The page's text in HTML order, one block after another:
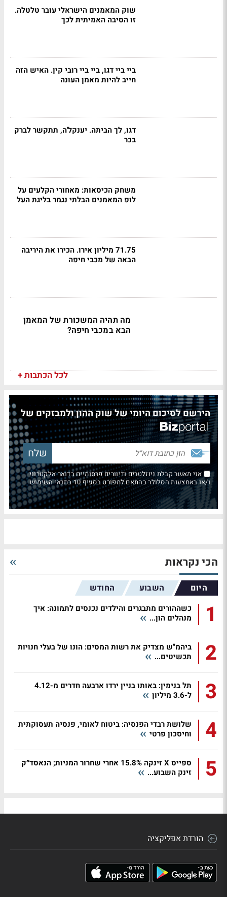
שוק המאמנים הישראלי עובר טלטלה.
זו הסיבה האמיתית לכך
ביי ביי דגו, ביי ביי רובי קין. האיש הזה
חייב להיות מאמן העונה
דגו, לך הביתה. יענקל'ה, תתקשר לברק
בכר
משחק הכיסאות: מאחורי הקלעים על
לופ המאמנים הבלתי נגמר בליגת העל
71.75 מיליון אירו. הכירו את היריבה
הבאה של מכבי חיפה
מה תהיה המשכורת של המאמן
הבא במכבי חיפה?
לכל הכתבות +
הירשם לסיכום היומי של שוק ההון ולמבזקים של
אני מאשר קבלת ניוזלטרים ודיוורים פרסומיים בדואר אלקטרוני
ו/או באמצעות הסלולר בהתאם למפורט בסעיף 10 בתנאי השימוש
הכי נקראות
היום השבוע החודש
1
כשההורים מתבגרים והילדים נכנסים לתמונה: איך
מנהלים הון...
2
ביהמ"ש מצדיק את רשות המסים: הונו של בעלי חנויות
תכשיטים...
3
תל בנימין: באותו בניין ירדו ארבעה חדרים מ-4.12
ל-3.6 מיליון
4
שלושת רבדי הפנסיה: ביטוח לאומי, פנסיה תעסוקתית
וחיסכון פרטי
5
ספייס X זינקה 15.8% אחרי שחרור המניות; הנאסד״ק
זינק השבוע...
הורדת אפליקציה